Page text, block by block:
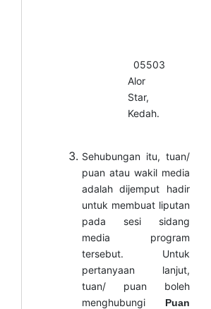
05503
Alor
Star,
Kedah.
Sehubungan itu, tuan/
puan atau wakil media
adalah dijemput hadir
untuk membuat liputan
pada sesi sidang
media program
tersebut. Untuk
pertanyaan lanjut,
tuan/ puan boleh
menghubungi
Puan